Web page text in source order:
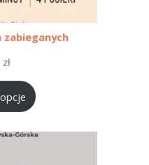
zabieganych
zł